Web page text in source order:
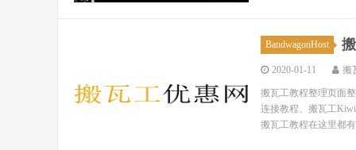
BandwagonHost
2020-01-11 搬
搬瓦工教程整理页面
连接教程、搬瓦工
搬瓦工教程在这里都